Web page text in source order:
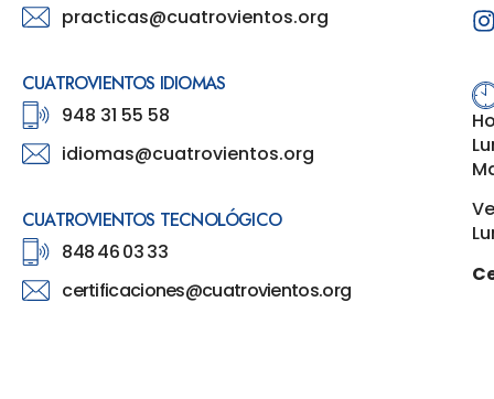
practicas@cuatrovientos.org
CUATROVIENTOS IDIOMAS
948 31 55 58
idiomas@cuatrovientos.org
CUATROVIENTOS TECNOLÓGICO
848 46 03 33
certificaciones@cuatrovientos.org